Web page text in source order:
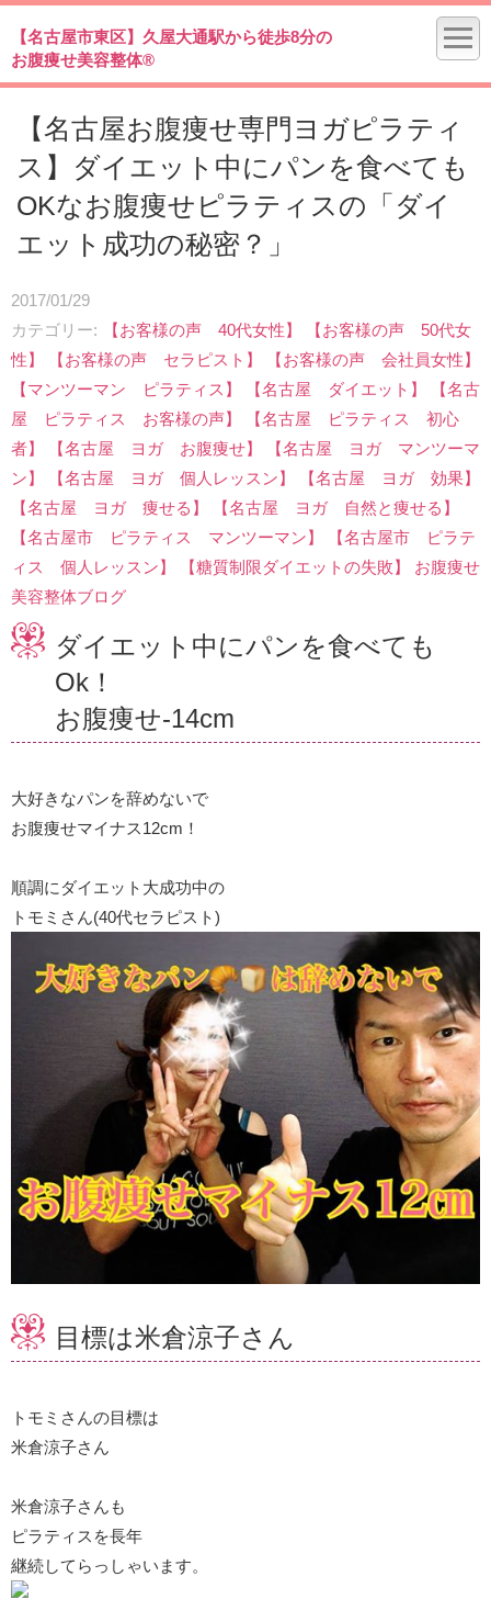
【名古屋市東区】久屋大通駅から徒歩8分の
お腹痩せ美容整体®
【名古屋お腹痩せ専門ヨガピラティ
ス】ダイエット中にパンを食べても
OKなお腹痩せピラティスの「ダイ
エット成功の秘密？」
2017/01/29
カテゴリー
【お客様の声 40代女性】
【お客様の声 50代女
性】
【お客様の声 セラピスト】
【お客様の声 会社員女性】
【マンツーマン ピラティス】
【名古屋 ダイエット】
【名古
屋 ピラティス お客様の声】
【名古屋 ピラティス 初心
者】
【名古屋 ヨガ お腹痩せ】
【名古屋 ヨガ マンツーマ
ン】
【名古屋 ヨガ 個人レッスン】
【名古屋 ヨガ 効果】
【名古屋 ヨガ 痩せる】
【名古屋 ヨガ 自然と痩せる】
【名古屋市 ピラティス マンツーマン】
【名古屋市 ピラテ
ィス 個人レッスン】
【糖質制限ダイエットの失敗】
お腹痩せ
美容整体ブログ
ダイエット中にパンを食べても
Ok！
お腹痩せ-14cm
大好きなパンを辞めないで
お腹痩せマイナス12cm！
順調にダイエット大成功中の
トモミさん(40代セラピスト)
目標は米倉涼子さん
トモミさんの目標は
米倉涼子さん
米倉涼子さんも
ピラティスを長年
継続してらっしゃいます。